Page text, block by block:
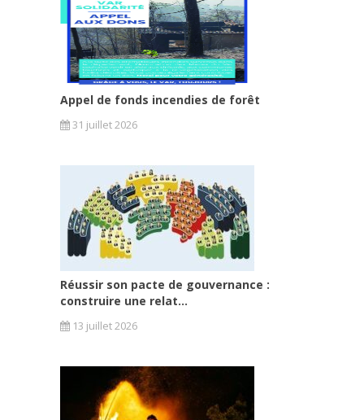
Appel de fonds incendies de forêt
31 juillet 2026
Réussir son pacte de gouvernance :
construire une relat...
13 juillet 2026